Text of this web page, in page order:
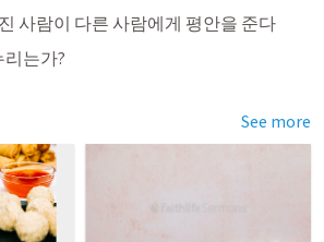
사람이 다른 사람에게 평안을 준다
리는가?
See more